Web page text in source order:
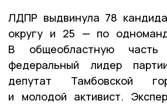
ЛДПР выдвинула 78
округу и 25 — по
В общеобластную часть
федеральный лидер
депутат Тамбовской
и молодой активист.